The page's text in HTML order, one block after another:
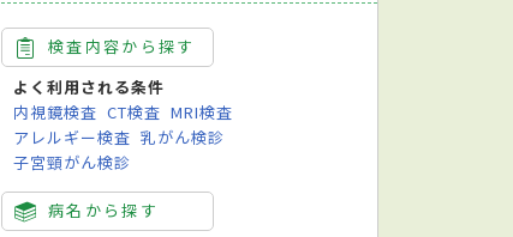
検査内容から探す
よく利用される条件
内視鏡検査 CT検査 MRI検査
アレルギー検査 乳がん検診
子宮頸がん検診
病名から探す